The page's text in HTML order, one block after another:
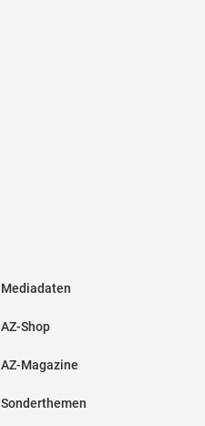
Mediadaten
AZ-Shop
AZ-Magazine
Sonderthemen